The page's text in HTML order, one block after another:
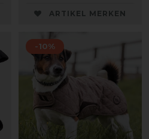
ARTIKEL MERKEN
-10%